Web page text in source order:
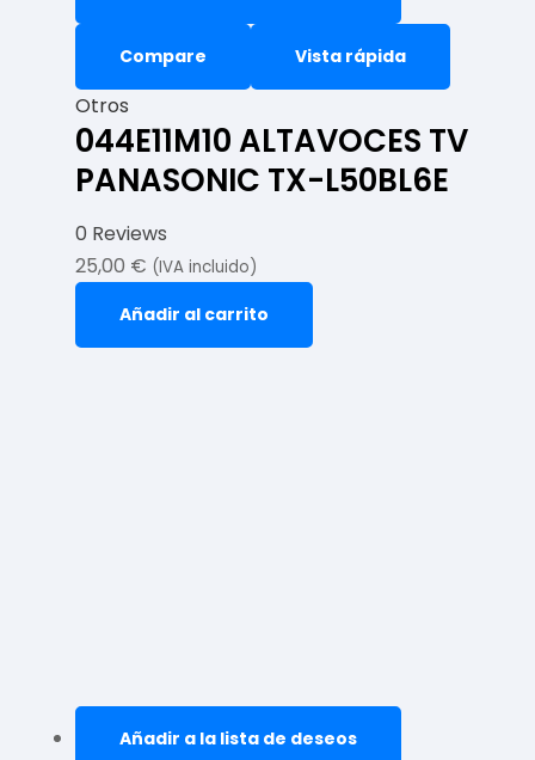
Compare Vista rápida
Otros
044E11M10 ALTAVOCES TV
PANASONIC TX-L50BL6E
0 Reviews
25,00 € (IVA incluido)
Añadir al carrito
Añadir a la lista de deseos